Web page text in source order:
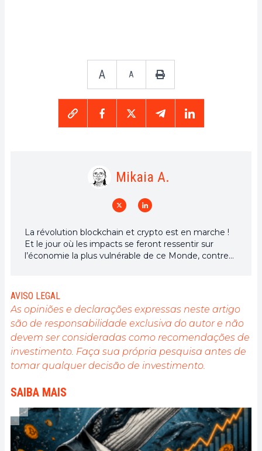
A A
Mikaia A.
La révolution blockchain et crypto est en marche !
Et le jour où les impacts se feront ressentir sur
l’économie la plus vulnérable de ce Monde, contre
AVISO LEGAL
As opiniões e declarações expressas neste artigo
são de responsabilidade exclusiva do autor e não
devem ser consideradas como recomendações de
investimento. Faça sua própria pesquisa antes de
tomar qualquer decisão de investimento.
SAIBA MAIS